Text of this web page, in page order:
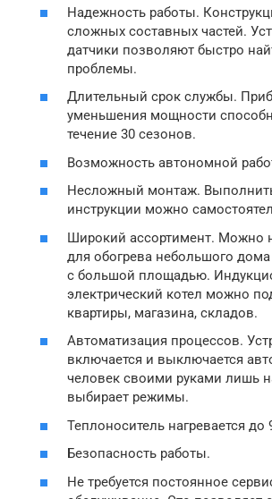
Надежность работы.
сложных составных частей.
датчики позволяют быстро
проблемы.
Длительный срок службы.
уменьшения мощности
течение 30 сезонов.
Возможность автономной
Несложный монтаж.
инструкции можно
Широкий ассортимент. Можно
для обогрева небольшого
с большой площадью.
электрический котел можно
квартиры, магазина, складов.
Автоматизация процессов.
включается и выключается
человек своими руками лишь
выбирает режимы.
Теплоноситель нагревается до
Безопасность работы.
Не требуется постоянное